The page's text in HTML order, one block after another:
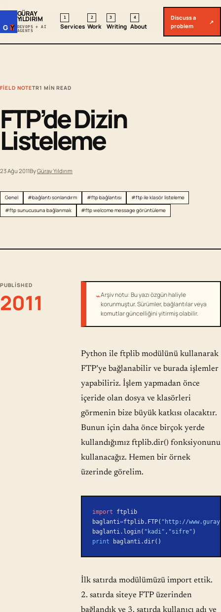
G Y
GÜRAY
YILDIRIM
DEVOPS + AI
AGENTS
1
Services
2
Work
3
Writing
4
About
Discuss a
problem
↗
FIELD NOTETR1 MIN READ
FTP’de Dizin
Listeleme
23 Ağu 2011ByGüray Yıldırım
Genel #bağlantı sonlandırm #ftp bağlantısı
#ftp ile klasör listeleme
#ftp sunucusuna bağlanmak
#ftp welcome message görüntüleme
PUBLISHED
2011 ⌁Arşiv notu: Bu yazı özgün haliyle
korunmuştur. Sürümler, bağlantılar veya
komutlar güncelliğini yitirmiş olabilir.
Python ile ftplib modülünü kullanarak
FTP’ye bağlanabilir ve burada işlemler
yapabiliriz. İşlem yapmadan önce
içeride olan dosya ve klasörleri
görmenin bize büyük katkısı olacaktır.
Bunun için daha önce birçok yerde
kullandığımız ftplib.dir() fonksiyonunu
kullanacağız. Hemen bir örnek
üzerinde görelim.
import ftplib
baglanti=ftplib.FTP( "http://
baglanti.login( "kadi" , "sifre" )
print baglanti.dir()
İlk satırda modülümüzü import ettik.
2. satırda siteye FTP üzerinden
bağlandık ve 3. satırda kullanıcı adı ve